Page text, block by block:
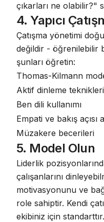
çıkarları ne olabilir?"
4. Yapıcı
Çatışma yönetimi
değildir - öğrenilebilir
şunları öğretin:
Thomas-Kilmann
Aktif dinleme teknikleri
Ben dili kullanımı
Empati ve bakış açısı
Müzakere becerileri
5. Model Olun
Liderlik
çalışanlarını
motivasyonunu ve
role sahiptir. Kendi
ekibiniz için